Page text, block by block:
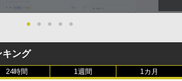
ONE PIECE モノクロ版 115 (ジャンプコミッ
クスDIGITAL)
￥594
ックモデルCore i7/16G/SSD/カメラ付き
（4週間延長）【Office2024セット】イ
ンストール済※この商品はレンタルで
す。販売品ではありません。ご了承下さ
【エントリーでポイント100％還元のチ
ore i3 10110U 16GB DDR4 64GBまで増
設 512GB SSD M.2 2242 最大8TB Wind
ows11 Pro mini pc 4.1GHz WIFI6 BT5.
2 小型PC VESA対応 ミニパソコン 2画面
【楽天1位 累計販売100万台突破】モバイ
チパネル バッテリー内蔵 選べる13モデ
ル 非光沢IPS パネル Type-C対応 HDMI
モニター 持ち運び ディスプレイ サブデ
ィスプレイ デュアルモニター ミニPC対
￥924
異世界居酒屋「のぶ」(22) 【電子書籍】[
● ● ● ● ●
キング
24時間 1週間 1カ月